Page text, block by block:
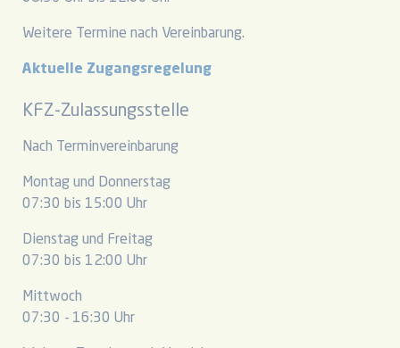
Weitere Termine nach Vereinbarung.
Aktuelle Zugangsregelung
KFZ-Zulassungsstelle
Nach Terminvereinbarung
Montag und Donnerstag
07:30 bis 15:00 Uhr
Dienstag und Freitag
07:30 bis 12:00 Uhr
Mittwoch
07:30 - 16:30 Uhr